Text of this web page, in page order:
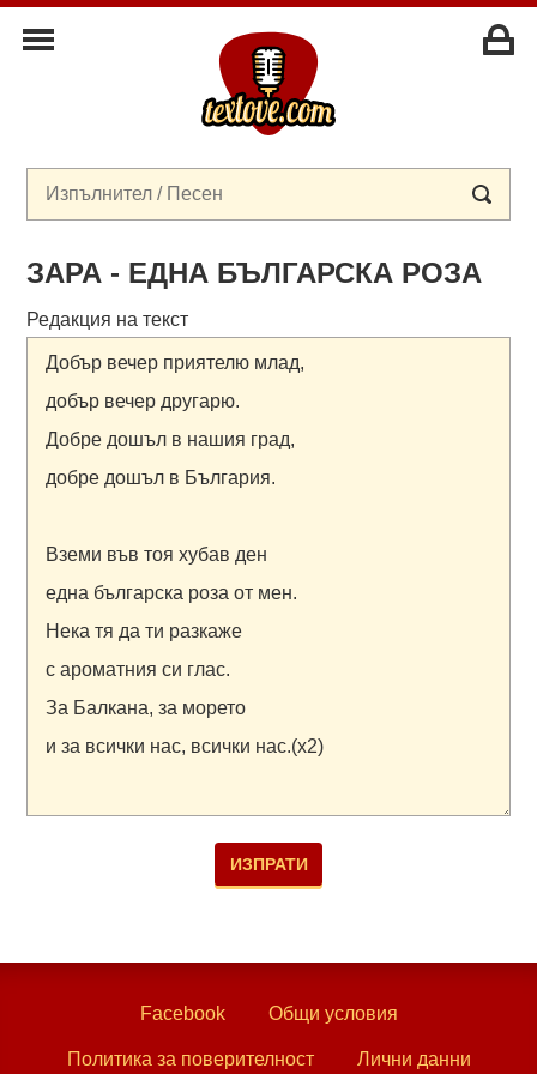
ЗАРА - ЕДНА БЪЛГАРСКА РОЗА
Редакция на текст
Facebook Общи условия
Политика за поверителност Лични данни